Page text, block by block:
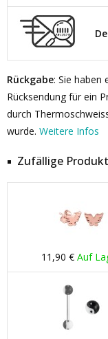
Rückgabe: Sie haben
Rücksendung für ein
durch
wurde. Weitere Infos
Zufällige
11,90 € Auf